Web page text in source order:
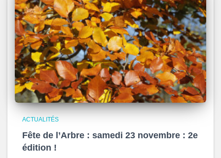
ACTUALITÉS
Fête de l’Arbre : samedi 23 novembre : 2e
édition !